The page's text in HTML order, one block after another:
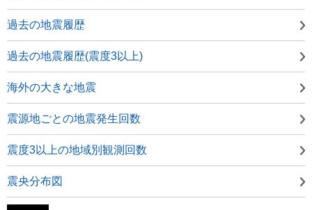
過去の地震履歴
過去の地震履歴(震度3以上)
海外の大きな地震
震源地ごとの地震発生回数
震度3以上の地域別観測回数
震央分布図